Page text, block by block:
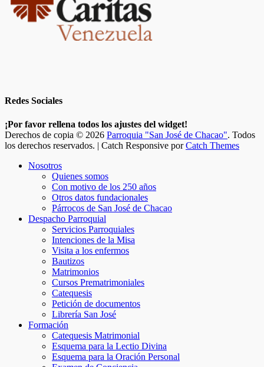
Redes Sociales
Facebook
Twitter
Correo
electrónico
Instagram
Teléfono
¡Por favor rellena todos los ajustes del widget!
Derechos de copia © 2026 Parroquia "San José de Chacao". Todos
los derechos reservados. | Catch Responsive porCatch Themes
Nosotros
Quienes somos
Con motivo de los 250 años
Otros datos fundacionales
Párrocos de San José de Chacao
Despacho Parroquial
Servicios Parroquiales
Intenciones de la Misa
Visita a los enfermos
Bautizos
Matrimonios
Cursos Prematrimoniales
Catequesis
Petición de documentos
Librería San José
Formación
Catequesis Matrimonial
Esquema para la Lectio Divina
Esquema para la Oración Personal